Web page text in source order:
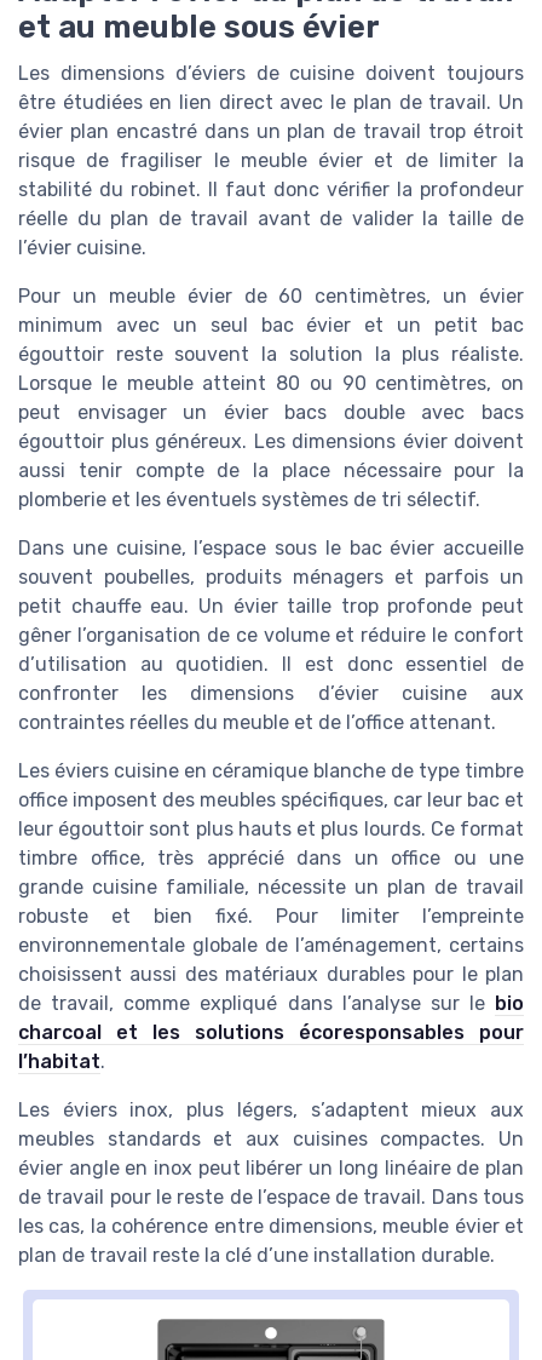
et au meuble sous évier
Les dimensions d’éviers de cuisine doivent toujours
être étudiées en lien direct avec le plan de travail. Un
évier plan encastré dans un plan de travail trop étroit
risque de fragiliser le meuble évier et de limiter la
stabilité du robinet. Il faut donc vérifier la profondeur
réelle du plan de travail avant de valider la taille de
l’évier cuisine.
Pour un meuble évier de 60 centimètres, un évier
minimum avec un seul bac évier et un petit bac
égouttoir reste souvent la solution la plus réaliste.
Lorsque le meuble atteint 80 ou 90 centimètres, on
peut envisager un évier bacs double avec bacs
égouttoir plus généreux. Les dimensions évier doivent
aussi tenir compte de la place nécessaire pour la
plomberie et les éventuels systèmes de tri sélectif.
Dans une cuisine, l’espace sous le bac évier accueille
souvent poubelles, produits ménagers et parfois un
petit chauffe eau. Un évier taille trop profonde peut
gêner l’organisation de ce volume et réduire le confort
d’utilisation au quotidien. Il est donc essentiel de
confronter les dimensions d’évier cuisine aux
contraintes réelles du meuble et de l’office attenant.
Les éviers cuisine en céramique blanche de type timbre
office imposent des meubles spécifiques, car leur bac et
leur égouttoir sont plus hauts et plus lourds. Ce format
timbre office, très apprécié dans un office ou une
grande cuisine familiale, nécessite un plan de travail
robuste et bien fixé. Pour limiter l’empreinte
environnementale globale de l’aménagement, certains
choisissent aussi des matériaux durables pour le plan
de travail, comme expliqué dans l’analyse sur le bio
charcoal et les solutions écoresponsables pour
l’habitat.
Les éviers inox, plus légers, s’adaptent mieux aux
meubles standards et aux cuisines compactes. Un
évier angle en inox peut libérer un long linéaire de plan
de travail pour le reste de l’espace de travail. Dans tous
les cas, la cohérence entre dimensions, meuble évier et
plan de travail reste la clé d’une installation durable.